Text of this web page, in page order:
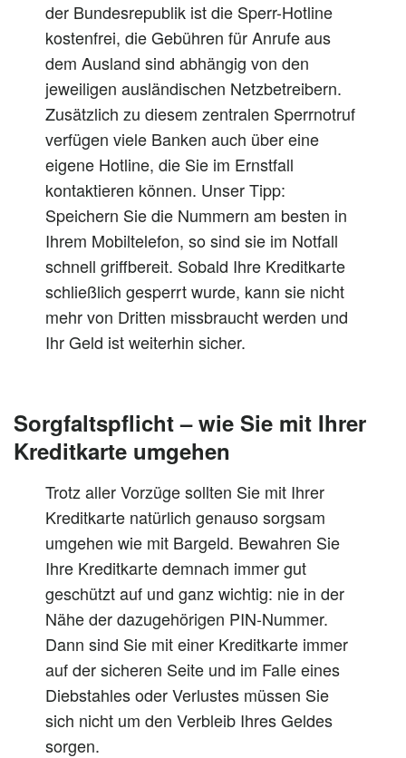
der Bundesrepublik ist die Sperr-Hotline
kostenfrei, die Gebühren für Anrufe aus
dem Ausland sind abhängig von den
jeweiligen ausländischen Netzbetreibern.
Zusätzlich zu diesem zentralen Sperrnotruf
verfügen viele Banken auch über eine
eigene Hotline, die Sie im Ernstfall
kontaktieren können. Unser Tipp:
Speichern Sie die Nummern am besten in
Ihrem Mobiltelefon, so sind sie im Notfall
schnell griffbereit. Sobald Ihre Kreditkarte
schließlich gesperrt wurde, kann sie nicht
mehr von Dritten missbraucht werden und
Ihr Geld ist weiterhin sicher.
Sorgfaltspflicht – wie Sie mit Ihrer
Kreditkarte umgehen
Trotz aller Vorzüge sollten Sie mit Ihrer
Kreditkarte natürlich genauso sorgsam
umgehen wie mit Bargeld. Bewahren Sie
Ihre Kreditkarte demnach immer gut
geschützt auf und ganz wichtig: nie in der
Nähe der dazugehörigen PIN-Nummer.
Dann sind Sie mit einer Kreditkarte immer
auf der sicheren Seite und im Falle eines
Diebstahles oder Verlustes müssen Sie
sich nicht um den Verbleib Ihres Geldes
sorgen.